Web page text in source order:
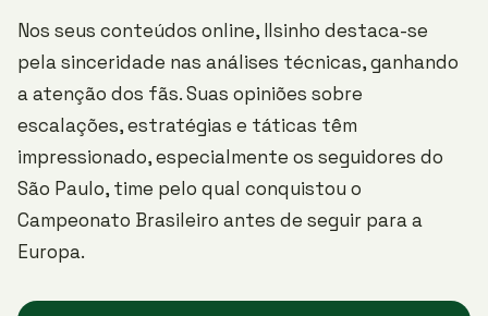
Nos seus conteúdos online, Ilsinho destaca-se
pela sinceridade nas análises técnicas, ganhando
a atenção dos fãs. Suas opiniões sobre
escalações, estratégias e táticas têm
impressionado, especialmente os seguidores do
São Paulo, time pelo qual conquistou o
Campeonato Brasileiro antes de seguir para a
Europa.